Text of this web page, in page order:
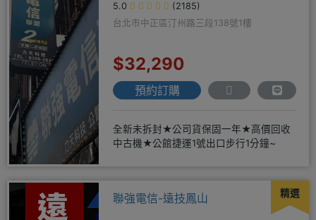
5.0
(2185)
台北市中正區汀州路三段138號1樓
$32,290
預約訂購
全新未拆封★公司貨保固一年★高價回收
中古機★公館捷運1號出口步行1分鐘~
精選
聯強電信-遠技鳳山